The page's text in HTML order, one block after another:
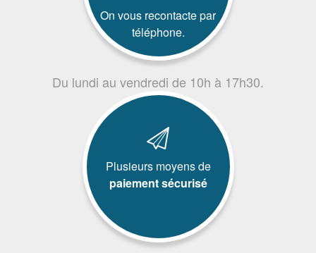
On vous recontacte par
téléphone.
Du lundi au vendredi de 10h à 17h30.
Plusieurs moyens de
paiement sécurisé